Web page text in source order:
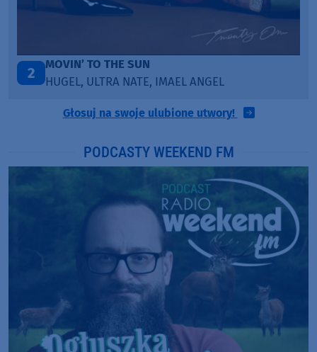
3
LEGENDARY LOVERS (SAVE ME)
KATY PERRY & CHIEF KEEF
Głosuj na swoje ulubione utwory!
PODCASTY WEEKEND FM